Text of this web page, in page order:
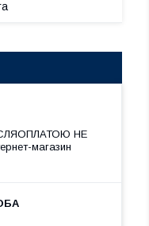
НЕ
магазин